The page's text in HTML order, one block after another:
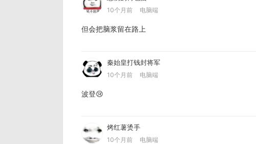
10个月前 电脑端
但会把脑浆留在路上
秦始皇打钱封将军
10个月前 电脑端
波登😢
烤红薯烫手
10个月前 电脑端